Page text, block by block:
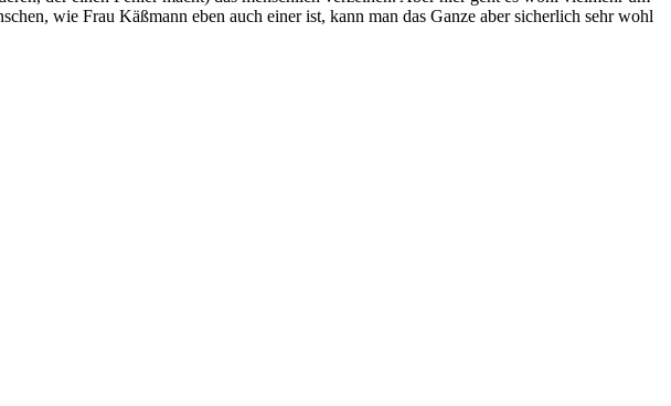
wie Frau Käßmann eben auch einer ist, kann man das Ganze aber sicherlich sehr wohl